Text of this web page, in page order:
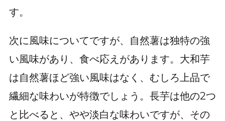
す。
次に風味についてですが、自然薯は独特の強
い風味があり、食べ応えがあります。大和芋
は自然薯ほど強い風味はなく、むしろ上品で
繊細な味わいが特徴でしょう。長芋は他の2つ
と比べると、やや淡白な味わいですが、その